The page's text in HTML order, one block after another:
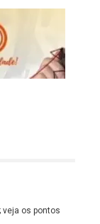
os pontos